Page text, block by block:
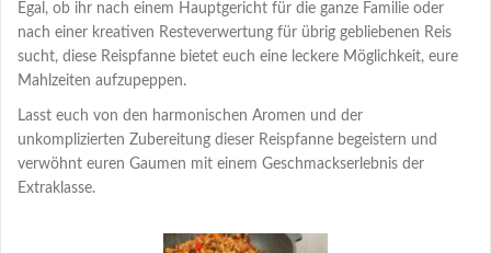
Egal, ob ihr nach einem Hauptgericht für die ganze Familie oder
nach einer kreativen Resteverwertung für übrig gebliebenen Reis
sucht, diese Reispfanne bietet euch eine leckere Möglichkeit, eure
Mahlzeiten aufzupeppen.
Lasst euch von den harmonischen Aromen und der
unkomplizierten Zubereitung dieser Reispfanne begeistern und
verwöhnt euren Gaumen mit einem Geschmackserlebnis der
Extraklasse.